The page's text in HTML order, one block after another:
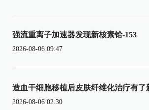
强流重离子加速器发现新核素铪-153
2026-08-06 09:47
造血干细胞移植后皮肤纤维化治疗有了
2026-08-06 02:30